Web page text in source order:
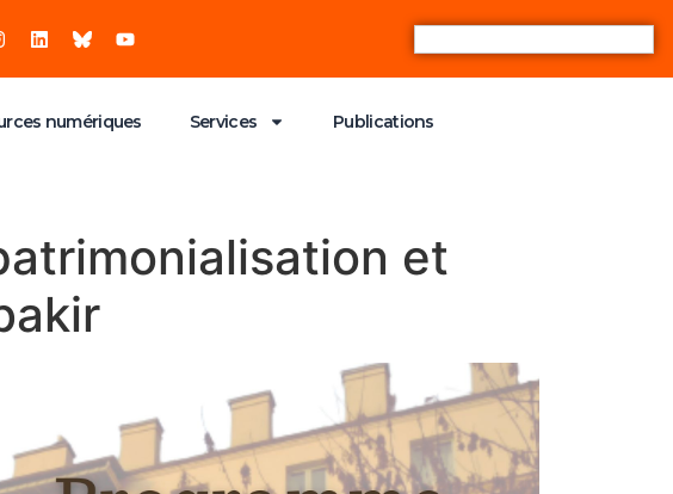
numériques Services Publications
et